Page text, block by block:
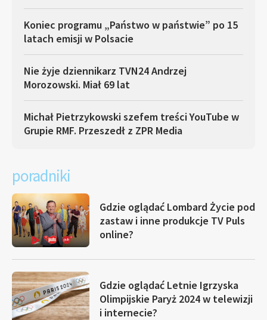
Koniec programu „Państwo w państwie” po 15
latach emisji w Polsacie
Nie żyje dziennikarz TVN24 Andrzej
Morozowski. Miał 69 lat
Michał Pietrzykowski szefem treści YouTube w
Grupie RMF. Przeszedł z ZPR Media
poradniki
Gdzie oglądać Lombard Życie pod
zastaw i inne produkcje TV Puls
online?
Gdzie oglądać Letnie Igrzyska
Olimpijskie Paryż 2024 w telewizji
i internecie?